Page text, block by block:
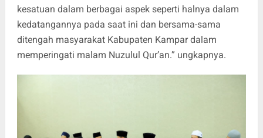
kesatuan dalam berbagai aspek seperti halnya dalam
kedatangannya pada saat ini dan bersama-sama
ditengah masyarakat Kabupaten Kampar dalam
memperingati malam Nuzulul Qur’an.” ungkapnya.